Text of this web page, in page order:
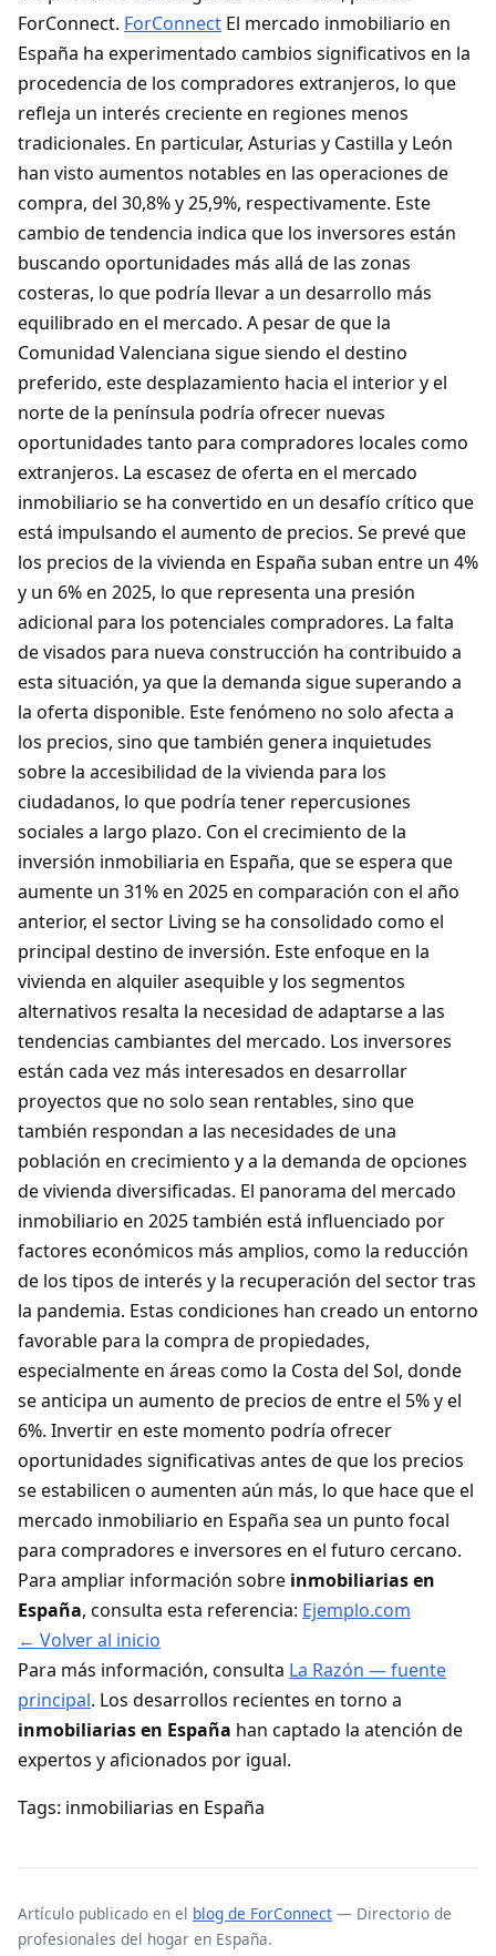
ForConnect. ForConnect El mercado inmobiliario en
España ha experimentado cambios significativos en la
procedencia de los compradores extranjeros, lo que
refleja un interés creciente en regiones menos
tradicionales. En particular, Asturias y Castilla y León
han visto aumentos notables en las operaciones de
compra, del 30,8% y 25,9%, respectivamente. Este
cambio de tendencia indica que los inversores están
buscando oportunidades más allá de las zonas
costeras, lo que podría llevar a un desarrollo más
equilibrado en el mercado. A pesar de que la
Comunidad Valenciana sigue siendo el destino
preferido, este desplazamiento hacia el interior y el
norte de la península podría ofrecer nuevas
oportunidades tanto para compradores locales como
extranjeros. La escasez de oferta en el mercado
inmobiliario se ha convertido en un desafío crítico que
está impulsando el aumento de precios. Se prevé que
los precios de la vivienda en España suban entre un 4%
y un 6% en 2025, lo que representa una presión
adicional para los potenciales compradores. La falta
de visados para nueva construcción ha contribuido a
esta situación, ya que la demanda sigue superando a
la oferta disponible. Este fenómeno no solo afecta a
los precios, sino que también genera inquietudes
sobre la accesibilidad de la vivienda para los
ciudadanos, lo que podría tener repercusiones
sociales a largo plazo. Con el crecimiento de la
inversión inmobiliaria en España, que se espera que
aumente un 31% en 2025 en comparación con el año
anterior, el sector Living se ha consolidado como el
principal destino de inversión. Este enfoque en la
vivienda en alquiler asequible y los segmentos
alternativos resalta la necesidad de adaptarse a las
tendencias cambiantes del mercado. Los inversores
están cada vez más interesados en desarrollar
proyectos que no solo sean rentables, sino que
también respondan a las necesidades de una
población en crecimiento y a la demanda de opciones
de vivienda diversificadas. El panorama del mercado
inmobiliario en 2025 también está influenciado por
factores económicos más amplios, como la reducción
de los tipos de interés y la recuperación del sector tras
la pandemia. Estas condiciones han creado un entorno
favorable para la compra de propiedades,
especialmente en áreas como la Costa del Sol, donde
se anticipa un aumento de precios de entre el 5% y el
6%. Invertir en este momento podría ofrecer
oportunidades significativas antes de que los precios
se estabilicen o aumenten aún más, lo que hace que el
mercado inmobiliario en España sea un punto focal
para compradores e inversores en el futuro cercano.
Para ampliar información sobre inmobiliarias en
España, consulta esta referencia: Ejemplo.com
← Volver al inicio
Para más información, consulta La Razón — fuente
principal. Los desarrollos recientes en torno a
inmobiliarias en España han captado la atención de
expertos y aficionados por igual.
Tags: inmobiliarias en España
Artículo publicado en el blog de ForConnect — Directorio de
profesionales del hogar en España.